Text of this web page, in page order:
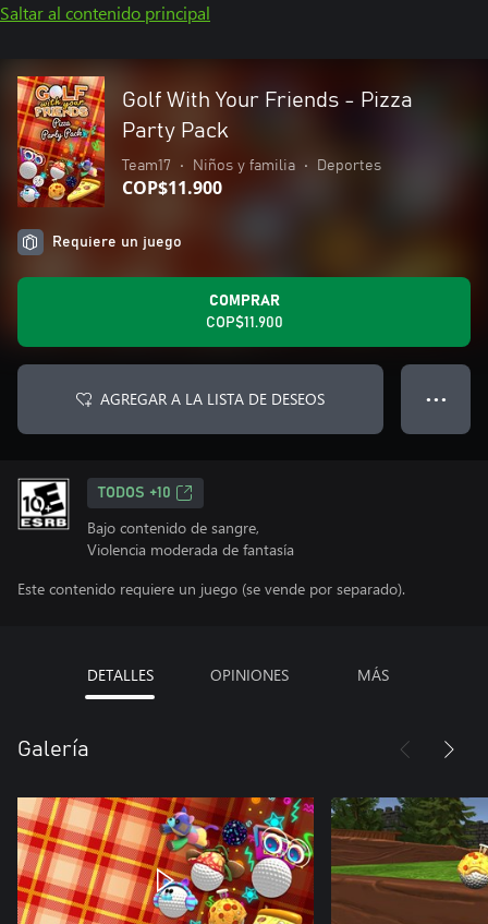
Saltar al contenido principal
Golf With Your Friends - Pizza
Party Pack
Team17 • Niños y familia • Deportes
COP$11.900
Requiere un juego
COMPRAR
COP$11.900
AGREGAR A LA LISTA DE DESEOS ● ● ●
TODOS +10
Bajo contenido de sangre,
Violencia moderada de fantasía
Este contenido requiere un juego (se vende por separado).
DETALLES OPINIONES MÁS
Galería